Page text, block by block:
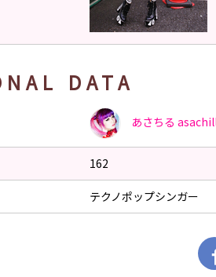
DATA
あさちる
162
テクノポップシンガー